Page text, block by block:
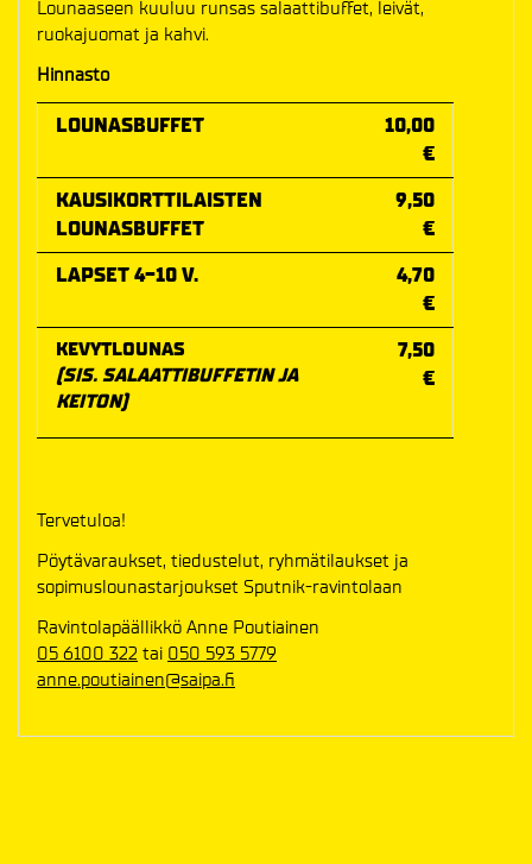
Lounaaseen kuuluu runsas salaattibuffet, leivät,
ruokajuomat ja kahvi.
Hinnasto
LOUNASBUFFET
10,00
€
KAUSIKORTTILAISTEN
LOUNASBUFFET
9,50
€
LAPSET 4-10 V.
4,70
€
KEVYTLOUNAS
(SIS. SALAATTIBUFFETIN JA
KEITON)
7,50
€
Tervetuloa!
Pöytävaraukset, tiedustelut, ryhmätilaukset ja
sopimuslounastarjoukset Sputnik-ravintolaan
Ravintolapäällikkö Anne Poutiainen
05 6100 322 tai 050 593 5779
anne.poutiainen@saipa.fi